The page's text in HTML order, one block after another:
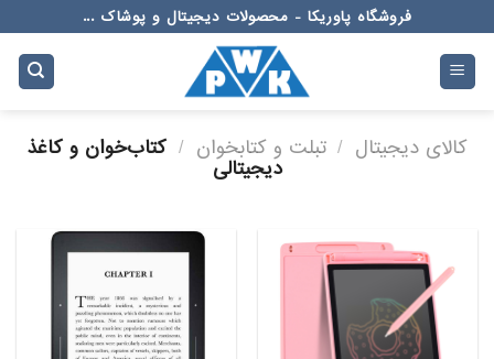
to
content
فروشگاه پاوریکا - محصولات دیجیتال و پوشاک ...
کالای دیجیتال / تبلت و کتابخوان / کتاب‌خوان و کاغذ
دیجیتالی